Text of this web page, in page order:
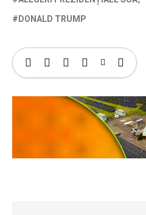
DONALD TRUMP